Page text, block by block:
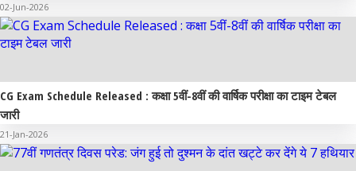
02-Jun-2026
CG Exam Schedule Released : कक्षा 5वीं-8वीं की वार्षिक परीक्षा का टाइम टेबल
जारी
21-Jan-2026